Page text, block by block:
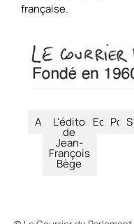
française.
Accueil
L'édito
de
Jean-
François
Bège